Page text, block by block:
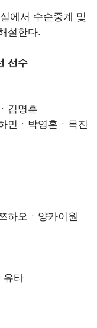
에서 수순중계 및
설한다.
선수
김명훈
민ㆍ박영훈ㆍ목진
하오ㆍ양카이원
유타